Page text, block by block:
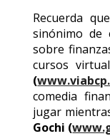
Recuerda
sinónimo de
sobre
cursos
(
comedia
jugar
Gochi (